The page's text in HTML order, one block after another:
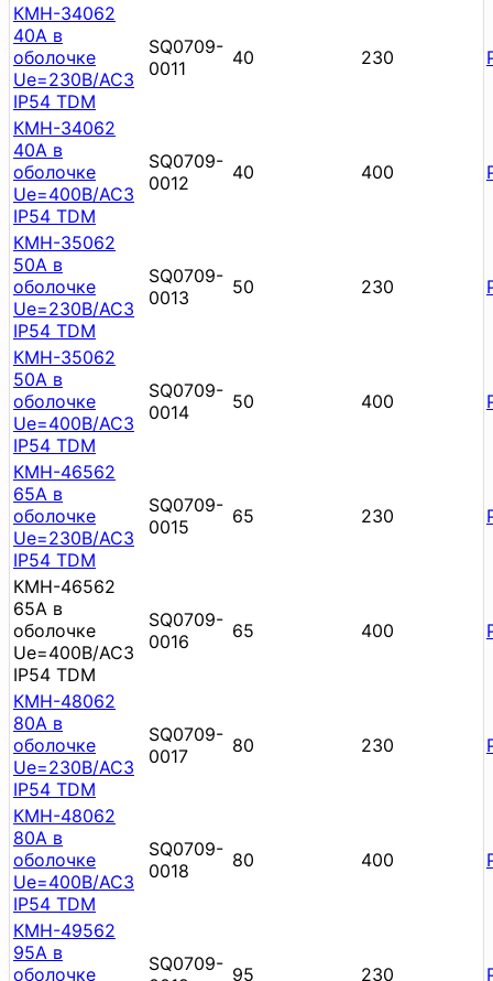
КМН-34062
40А в
оболочке
Ue=230В/АС3
IP54 TDM
SQ0709-
0011
40 230
КМН-34062
40А в
оболочке
Ue=400В/АС3
IP54 TDM
SQ0709-
0012
40 400
КМН-35062
50А в
оболочке
Ue=230В/АС3
IP54 TDM
SQ0709-
0013
50 230
КМН-35062
50А в
оболочке
Ue=400В/АС3
IP54 TDM
SQ0709-
0014
50 400
КМН-46562
65А в
оболочке
Ue=230В/АС3
IP54 TDM
SQ0709-
0015
65 230
КМН-46562
65А в
оболочке
Ue=400В/АС3
IP54 TDM
SQ0709-
0016
65 400
КМН-48062
80А в
оболочке
Ue=230В/АС3
IP54 TDM
SQ0709-
0017
80 230
КМН-48062
80А в
оболочке
Ue=400В/АС3
IP54 TDM
SQ0709-
0018
80 400
КМН-49562
95А в
оболочке
SQ0709- 95 230